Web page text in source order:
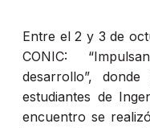
Entre el 2 y 3 de
CONIC:
desarrollo”,
estudiantes de
encuentro se